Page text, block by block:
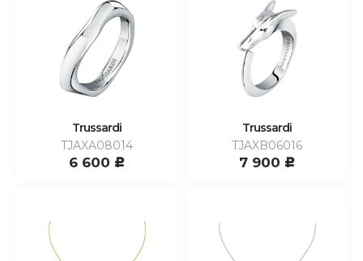
Trussardi
TJAXA08014
6 600 c
Trussardi
TJAXB06016
7 900 c